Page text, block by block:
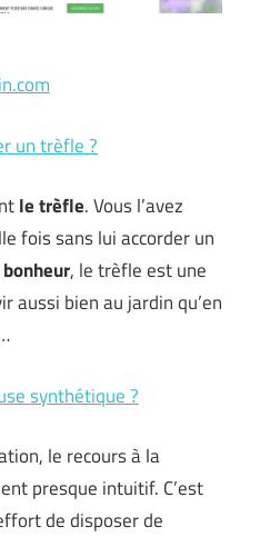
un trèfle ?
le trèfle. Vous l’avez
fois sans lui accorder un
, le trèfle est une
aussi bien au jardin qu’en
synthétique ?
le recours à la
presque intuitif. C’est
de disposer de